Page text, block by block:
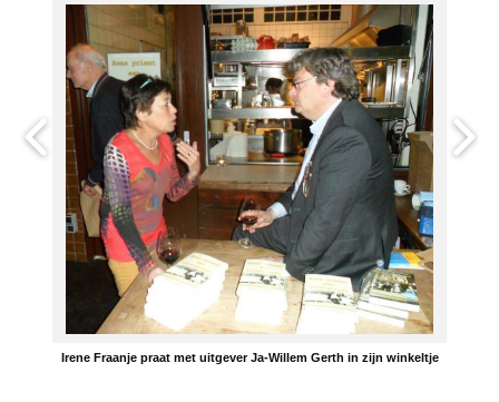
Irene Fraanje praat met uitgever Ja-Willem Gerth in zijn winkeltje